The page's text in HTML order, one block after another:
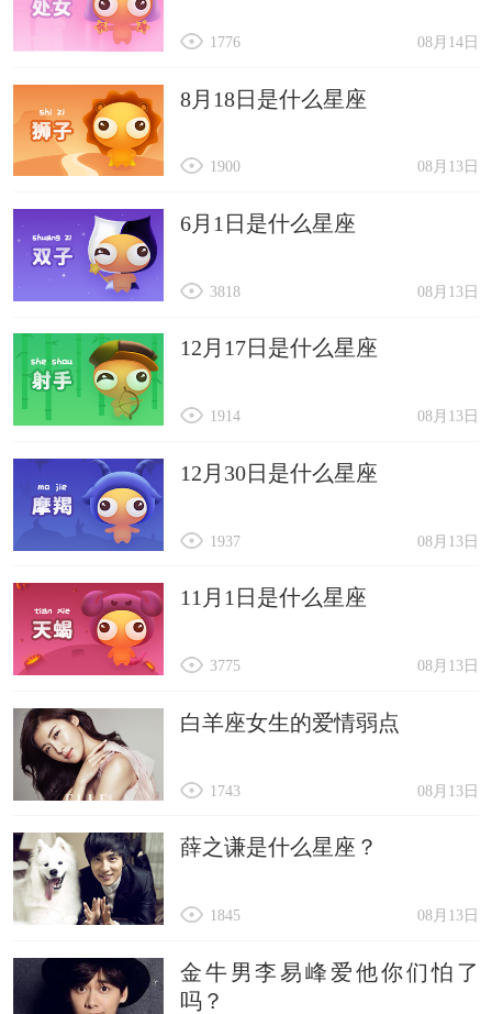
08月14日
1776
8月18日是什么星座
08月13日
1900
6月1日是什么星座
08月13日
3818
12月17日是什么星座
08月13日
1914
12月30日是什么星座
08月13日
1937
11月1日是什么星座
08月13日
3775
白羊座女生的爱情弱点
08月13日
1743
薛之谦是什么星座？
08月13日
1845
金牛男李易峰爱他你们怕了
吗？